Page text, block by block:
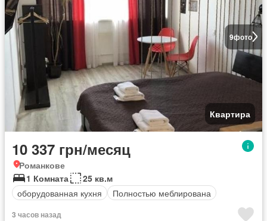
9фото
Квартира
10 337 грн/месяц
Романкове
1 Комната
25 кв.м
оборудованная кухня
Полностью меблирована
3 часов назад